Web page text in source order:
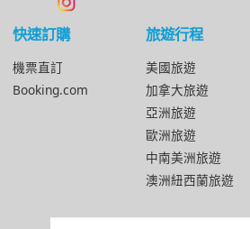
快速訂購
機票直訂
Booking.com
旅遊行程
美國旅遊
加拿大旅遊
亞洲旅遊
歐洲旅遊
中南美洲旅遊
澳洲紐西蘭旅遊